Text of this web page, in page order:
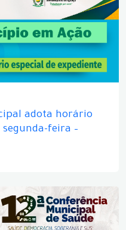
adota horário
feira –